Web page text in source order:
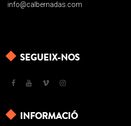
info@calbernadas.com
SEGUEIX-NOS
INFORMACIÓ